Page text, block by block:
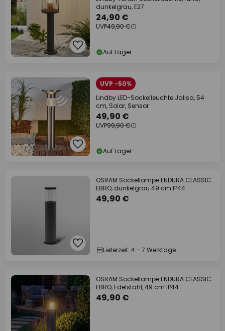
dunkelgrau, E27
24,90 €
UVP49,90 €
Auf Lager
UVP -50%
Lindby LED-Sockelleuchte Jalisa, 54
cm, Solar, Sensor
49,90 €
UVP99,90 €
Auf Lager
OSRAM Sockellampe ENDURA CLASSIC
EBRO, dunkelgrau 49 cm IP44
49,90 €
Lieferzeit: 4 - 7 Werktage
OSRAM Sockellampe ENDURA CLASSIC
EBRO, Edelstahl, 49 cm IP44
49,90 €